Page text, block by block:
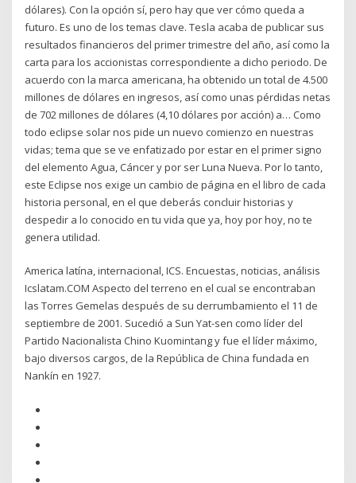
dólares). Con la opción sí, pero hay que ver cómo queda a
futuro. Es uno de los temas clave. Tesla acaba de publicar sus
resultados financieros del primer trimestre del año, así como la
carta para los accionistas correspondiente a dicho periodo. De
acuerdo con la marca americana, ha obtenido un total de 4.500
millones de dólares en ingresos, así como unas pérdidas netas
de 702 millones de dólares (4,10 dólares por acción) a… Como
todo eclipse solar nos pide un nuevo comienzo en nuestras
vidas; tema que se ve enfatizado por estar en el primer signo
del elemento Agua, Cáncer y por ser Luna Nueva. Por lo tanto,
este Eclipse nos exige un cambio de página en el libro de cada
historia personal, en el que deberás concluir historias y
despedir a lo conocido en tu vida que ya, hoy por hoy, no te
genera utilidad.
America latína, internacional, ICS. Encuestas, noticias, análisis
Icslatam.COM Aspecto del terreno en el cual se encontraban
las Torres Gemelas después de su derrumbamiento el 11 de
septiembre de 2001. Sucedió a Sun Yat-sen como líder del
Partido Nacionalista Chino Kuomintang y fue el líder máximo,
bajo diversos cargos, de la República de China fundada en
Nankín en 1927.